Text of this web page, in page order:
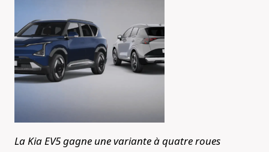
La Kia EV5 gagne une variante à quatre roues